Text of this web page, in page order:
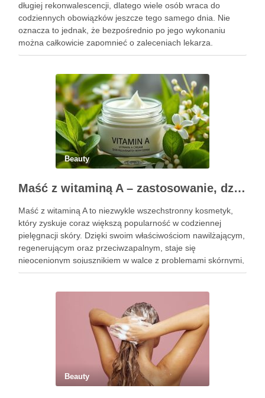
długiej rekonwalescencji, dlatego wiele osób wraca do
codziennych obowiązków jeszcze tego samego dnia. Nie
oznacza to jednak, że bezpośrednio po jego wykonaniu
można całkowicie zapomnieć o zaleceniach lekarza.
Pierwsze godziny i dni po zabiegu mają znaczenie dla
Beauty
Maść z witaminą A – zastosowanie, działanie i bezpieczeństwo stosowania
Maść z witaminą A to niezwykle wszechstronny kosmetyk,
który zyskuje coraz większą popularność w codziennej
pielęgnacji skóry. Dzięki swoim właściwościom nawilżającym,
regenerującym oraz przeciwzapalnym, staje się
nieocenionym sojusznikiem w walce z problemami skórnymi,
takimi jak zmarszczki, trądzik czy podrażnienia. Jej działanie
Beauty